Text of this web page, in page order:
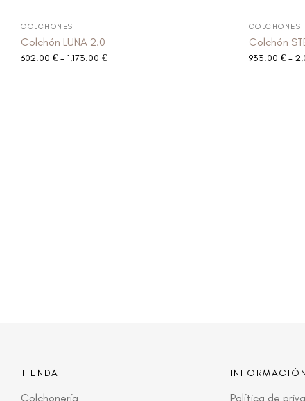
COLCHONES
Colchón LUNA 2.0
602.00 € - 1,173.00 €
COLCHONES
Colchón
933.00 € -
TIENDA
Colchonería
INFORMACIÓN
Política de